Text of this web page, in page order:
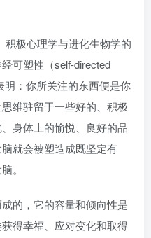
积极心理学与进化生物学的
可塑性（self-directed
明：你所关注的东西便是你
维驻留于一些好的、积极
身体上的愉悦、良好的品
就会被塑造成既坚定有
。
的，它的容量和倾向性是
得幸福、应对变化和取得